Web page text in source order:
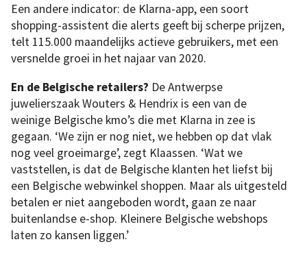
Een andere indicator: de Klarna-app, een soort
shopping-assistent die alerts geeft bij scherpe prijzen,
telt 115.000 maandelijks actieve gebruikers, met een
versnelde groei in het najaar van 2020.
En de Belgische retailers? De Antwerpse
juwelierszaak Wouters & Hendrix is een van de
weinige Belgische kmo’s die met Klarna in zee is
gegaan. ‘We zijn er nog niet, we hebben op dat vlak
nog veel groeimarge’, zegt Klaassen. ‘Wat we
vaststellen, is dat de Belgische klanten het liefst bij
een Belgische webwinkel shoppen. Maar als uitgesteld
betalen er niet aangeboden wordt, gaan ze naar
buitenlandse e-shop. Kleinere Belgische webshops
laten zo kansen liggen.’